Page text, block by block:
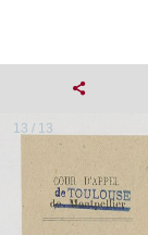
13 / 13